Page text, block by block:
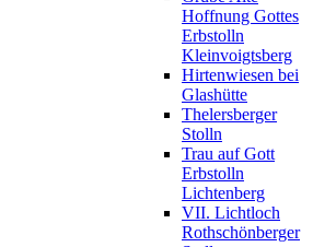
Hoffnung Gottes
Erbstolln
Kleinvoigtsberg
Hirtenwiesen bei
Glashütte
Thelersberger
Stolln
Trau auf Gott
Erbstolln
Lichtenberg
VII. Lichtloch
Rothschönberger